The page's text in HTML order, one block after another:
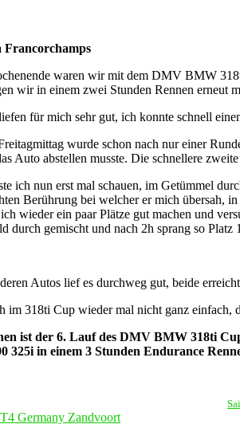
Francorchamps
waren wir mit dem DMV BMW
wir in einem zwei Stunden Rennen erneut
für mich sehr gut, ich konnte schnell
wurde schon nach nur einer
Auto abstellen musste. Die schnellere
ich nun erst mal schauen, im Getümmel
Berührung bei welcher er mich übersah,
wieder ein paar Plätze gut machen und
durch gemischt und nach 2h sprang so
Autos lief es durchweg gut, beide
im 318ti Cup wieder mal nicht ganz einfach,
ist der 6. Lauf des DMV BMW 318ti
325i in einem 3 Stunden Endurance
Germany Zandvoort